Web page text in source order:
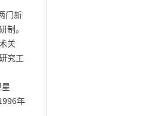
门新
制。
关
究工
年